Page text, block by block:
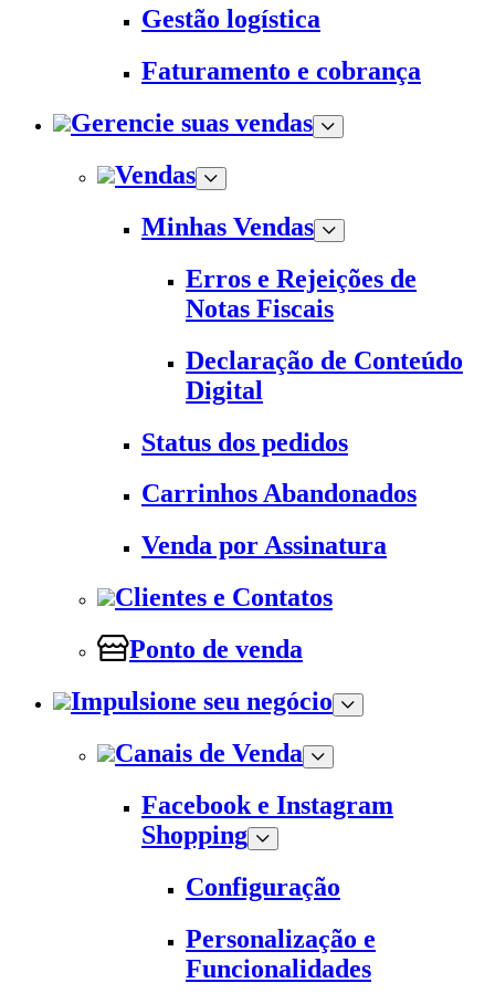
Gestão logística
Faturamento e cobrança
Gerencie suas vendas
Vendas
Minhas Vendas
Erros e Rejeições de
Notas Fiscais
Declaração de Conteúdo
Digital
Status dos pedidos
Carrinhos Abandonados
Venda por Assinatura
Clientes e Contatos
Ponto de venda
Impulsione seu negócio
Canais de Venda
Facebook e Instagram
Shopping
Configuração
Personalização e
Funcionalidades